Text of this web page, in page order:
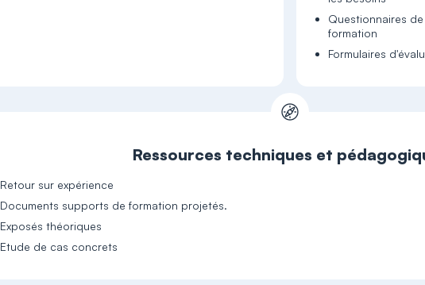
Questionnaires
formation
Formulaires
Ressources techniques et
Retour sur expérience
Documents supports de formation projetés.
Exposés théoriques
Etude de cas concrets